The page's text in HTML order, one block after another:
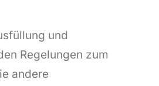
und
Regelungen zum
andere